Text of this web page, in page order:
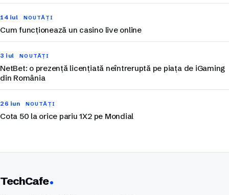
14 iul NOUTĂȚI
Cum funcționează un casino live online
3 iul NOUTĂȚI
NetBet: o prezență licențiată neîntreruptă pe piața de iGaming
din România
26 iun NOUTĂȚI
Cota 50 la orice pariu 1X2 pe Mondial
TechCafe